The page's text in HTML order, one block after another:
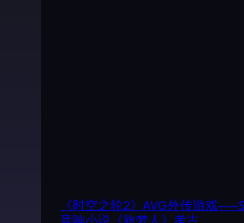
《时空之轮2》AVG外传游戏